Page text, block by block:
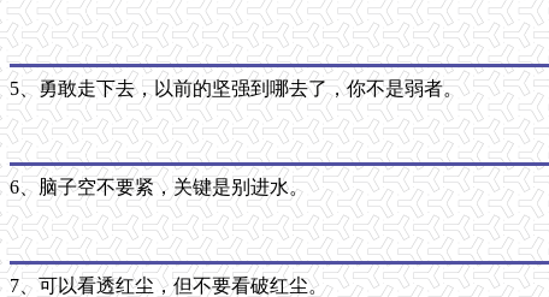
5、勇敢走下去，以前的坚强到哪去了，你不是弱者。
6、脑子空不要紧，关键是别进水。
7、可以看透红尘，但不要看破红尘。